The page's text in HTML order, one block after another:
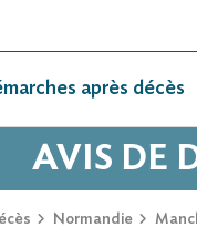
après décès
AVIS DE
Normandie